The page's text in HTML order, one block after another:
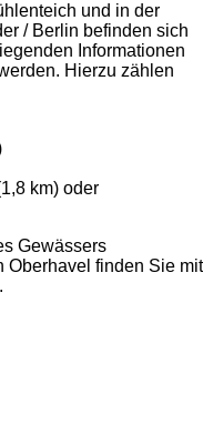
und in der
/ Berlin befinden sich
Informationen
Hierzu zählen
km) oder
Gewässers
Oberhavel finden Sie mit
.